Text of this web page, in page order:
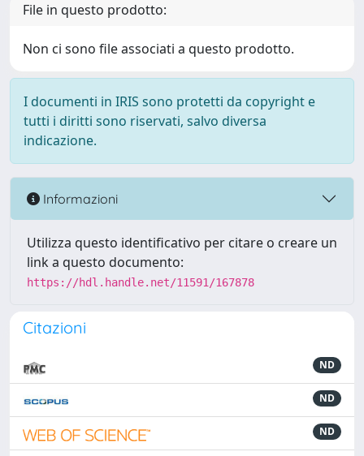
File in questo prodotto:
Non ci sono file associati a questo prodotto.
I documenti in IRIS sono protetti da copyright e
tutti i diritti sono riservati, salvo diversa
indicazione.
Informazioni
Utilizza questo identificativo per citare o creare un
link a questo documento:
https://hdl.handle.net/11591/167878
Citazioni
ND
ND
ND